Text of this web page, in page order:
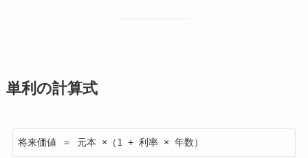
単利の計算式
将来価値 ＝ 元本 ×（1 + 利率 × 年数）